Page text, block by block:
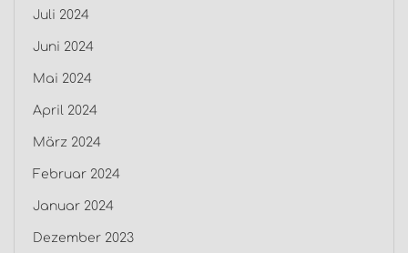
Juli 2024
Juni 2024
Mai 2024
April 2024
März 2024
Februar 2024
Januar 2024
Dezember 2023